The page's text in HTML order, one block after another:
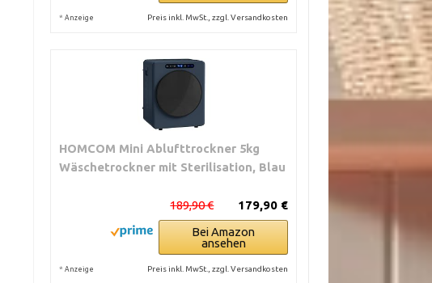
* Anzeige Preis inkl. MwSt., zzgl. Versandkosten
HOMCOM Mini Ablufttrockner 5kg
Wäschetrockner mit Sterilisation, Blau
179,90 €
189,90 €
Bei Amazon
ansehen
* Anzeige Preis inkl. MwSt., zzgl. Versandkosten